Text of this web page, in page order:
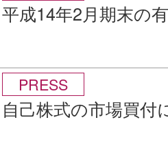
平成14年2月期末の
PRESS
自己株式の市場買付